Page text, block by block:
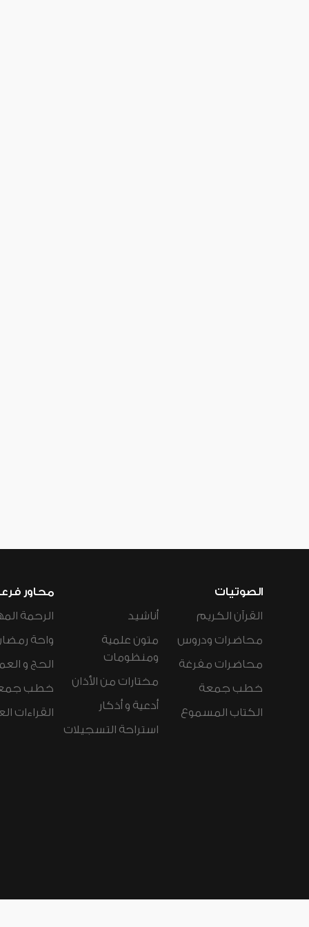
الصوتيات
القرآن الكريم
محاضرات ودروس
محاضرات مفرغة
خطب جمعة
الكتاب المسموع
أناشيد
متون علمية
ومنظومات
مختارات من الأذان
أدعية و أذكار
استراحة التسجيلات
محاور
الرحمة
واحة
الحج و
خطب
القراءات